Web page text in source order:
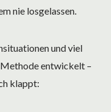
nie losgelassen.
und viel
entwickelt –
klappt: